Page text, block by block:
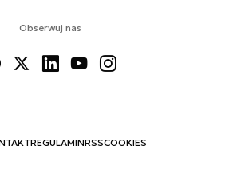
Obserwuj nas
REGULAMINRSSCOOKIES